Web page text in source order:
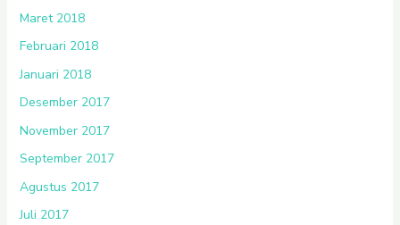
Maret 2018
Februari 2018
Januari 2018
Desember 2017
November 2017
September 2017
Agustus 2017
Juli 2017